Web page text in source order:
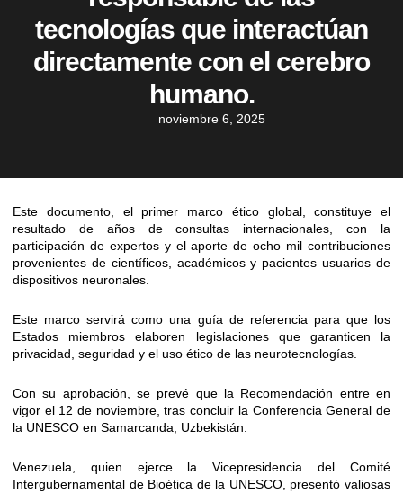
tecnologías que interactúan
directamente con el cerebro
humano.
noviembre 6, 2025
Este documento, el primer marco ético global, constituye el
resultado de años de consultas internacionales, con la
participación de expertos y el aporte de ocho mil contribuciones
provenientes de científicos, académicos y pacientes usuarios de
dispositivos neuronales.
Este marco servirá como una guía de referencia para que los
Estados miembros elaboren legislaciones que garanticen la
privacidad, seguridad y el uso ético de las neurotecnologías.
Con su aprobación, se prevé que la Recomendación entre en
vigor el 12 de noviembre, tras concluir la Conferencia General de
la UNESCO en Samarcanda, Uzbekistán.
Venezuela, quien ejerce la Vicepresidencia del Comité
Intergubernamental de Bioética de la UNESCO, presentó valiosas